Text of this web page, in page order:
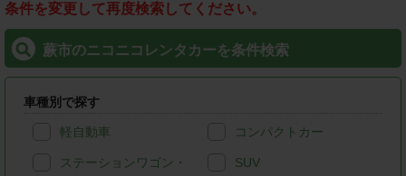
条件を変更して再度検索してください。
蕨市のニコニコレンタカーを条件検索
車種別で探す
軽自動車 コンパクトカー
ステーションワゴン・
SUV